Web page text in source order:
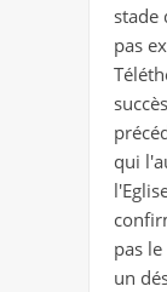
stade
pas
qui
pas
un